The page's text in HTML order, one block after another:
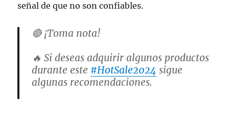
señal de que no son confiables.
🔴 ¡Toma nota!
🔥 Si deseas adquirir algunos productos
durante este #HotSale2024 sigue
algunas recomendaciones.